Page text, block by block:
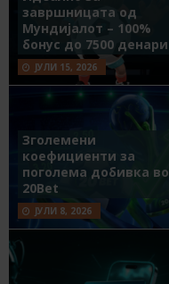
завршницата од
Мундијалот – 100%
бонус до 7500 денари
ЈУЛИ 15, 2026
Зголемени
коефициенти за
поголема добивка во
20Bet
ЈУЛИ 8, 2026